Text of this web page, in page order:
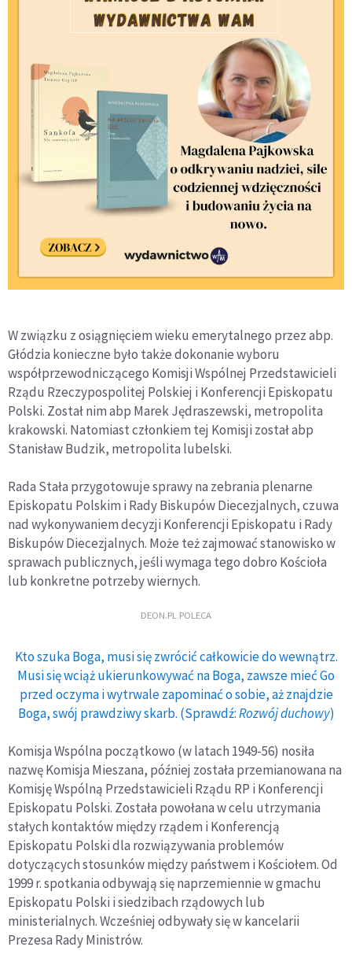
W związku z osiągnięciem wieku emerytalnego przez abp.
Głódzia konieczne było także dokonanie wyboru
współprzewodniczącego Komisji Wspólnej Przedstawicieli
Rządu Rzeczypospolitej Polskiej i Konferencji Episkopatu
Polski. Został nim abp Marek Jędraszewski, metropolita
krakowski. Natomiast członkiem tej Komisji został abp
Stanisław Budzik, metropolita lubelski.
Rada Stała przygotowuje sprawy na zebrania plenarne
Episkopatu Polskim i Rady Biskupów Diecezjalnych, czuwa
nad wykonywaniem decyzji Konferencji Episkopatu i Rady
Biskupów Diecezjalnych. Może też zajmować stanowisko w
sprawach publicznych, jeśli wymaga tego dobro Kościoła
lub konkretne potrzeby wiernych.
DEON.PL POLECA
Kto szuka Boga, musi się zwrócić całkowicie do wewnątrz.
Musi się wciąż ukierunkowywać na Boga, zawsze mieć Go
przed oczyma i wytrwale zapominać o sobie, aż znajdzie
Boga, swój prawdziwy skarb. (Sprawdź:Rozwój duchowy)
Komisja Wspólna początkowo (w latach 1949-56) nosiła
nazwę Komisja Mieszana, później została przemianowana na
Komisję Wspólną Przedstawicieli Rządu RP i Konferencji
Episkopatu Polski. Została powołana w celu utrzymania
stałych kontaktów między rządem i Konferencją
Episkopatu Polski dla rozwiązywania problemów
dotyczących stosunków między państwem i Kościołem. Od
1999 r. spotkania odbywają się naprzemiennie w gmachu
Episkopatu Polski i siedzibach rządowych lub
ministerialnych. Wcześniej odbywały się w kancelarii
Prezesa Rady Ministrów.